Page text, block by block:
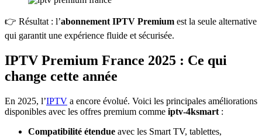
👉 Résultat : l’abonnement IPTV Premium est la seule alternative
qui garantit une expérience fluide et sécurisée.
IPTV Premium France 2025 : Ce qui
change cette année
En 2025, l’IPTV a encore évolué. Voici les principales améliorations
disponibles avec les offres premium comme iptv-4ksmart :
Compatibilité étendue avec les Smart TV, tablettes,